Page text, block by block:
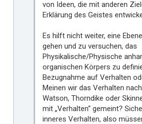
von Ideen, die mit anderen
Erklärung des Geistes
Es hilft nicht weiter, eine
gehen und zu versuchen, das
Physikalische/Physische
organischen Körpers zu
Bezugnahme auf Verhalten
Meinen wir das Verhalten
Watson, Thorndike oder
mit „Verhalten“ gemeint?
inneres Verhalten, also